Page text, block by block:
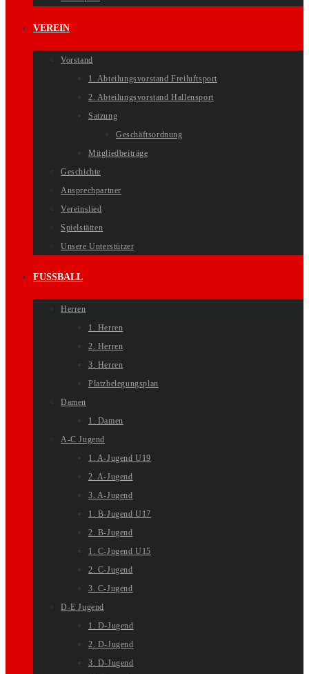
VEREIN
Vorstand
1. Abteilungsvorstand Freiluftsport
2. Abteilungsvorstand Hallensport
Satzung
Geschäftsordnung
Mitgliedbeiträge
Geschichte
Ansprechpartner
Vereinslied
Spielstätten
Unsere Unterstützer
FUSSBALL
Herren
1. Herren
2. Herren
3. Herren
Platzbelegungsplan
Damen
1. Damen
A-C Jugend
1. A-Jugend U19
2. A-Jugend
3. A-Jugend
1. B-Jugend U17
2. B-Jugend
1. C-Jugend U15
2. C-Jugend
3. C-Jugend
D-E Jugend
1. D-Jugend
2. D-Jugend
3. D-Jugend